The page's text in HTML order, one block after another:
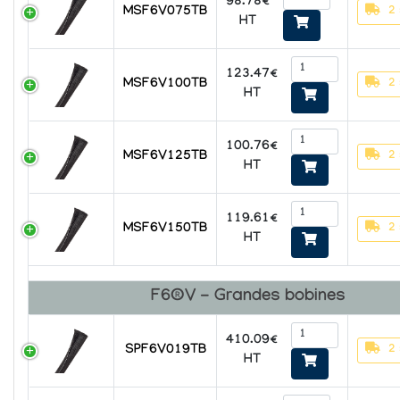
MSF6V075TB
HT
2
MSF6V100TB
123.47€
HT
2
MSF6V125TB
100.76€
HT
2
MSF6V150TB
119.61€
HT
2
F6®V - Grandes bobines
SPF6V019TB
410.09€
HT
2